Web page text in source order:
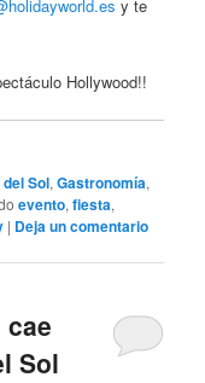
y te
Hollywood!!
Sol,Gastronomía,
evento,fiesta,
| Deja un comentario
Sol